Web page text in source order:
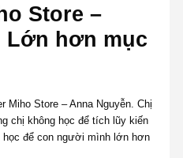
Store –
Lớn hơn mục
Miho Store – Anna Nguyễn. Chị
chị không học để tích lũy kiến
học để con người mình lớn hơn